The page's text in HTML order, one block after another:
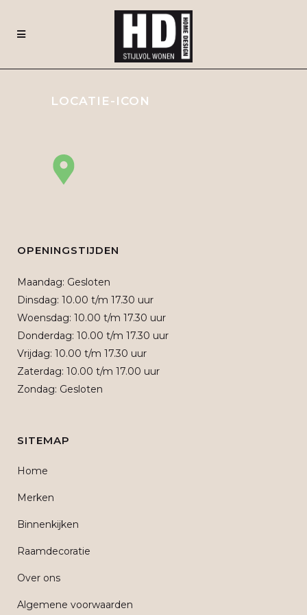
LOCATIE-ICON
OPENINGSTIJDEN
Maandag: Gesloten
Dinsdag: 10.00 t/m 17.30 uur
Woensdag: 10.00 t/m 17.30 uur
Donderdag: 10.00 t/m 17.30 uur
Vrijdag: 10.00 t/m 17.30 uur
Zaterdag: 10.00 t/m 17.00 uur
Zondag: Gesloten
SITEMAP
Home
Merken
Binnenkijken
Raamdecoratie
Over ons
Algemene voorwaarden